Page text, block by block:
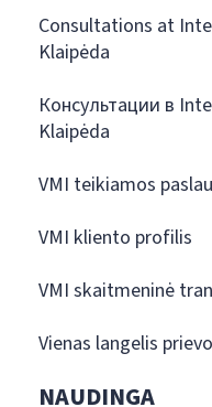
Consultations at
Klaipėda
Консультации в
Klaipėda
VMI teikiamos
VMI kliento profilis
VMI skaitmeninė
Vienas langelis
NAUDINGA